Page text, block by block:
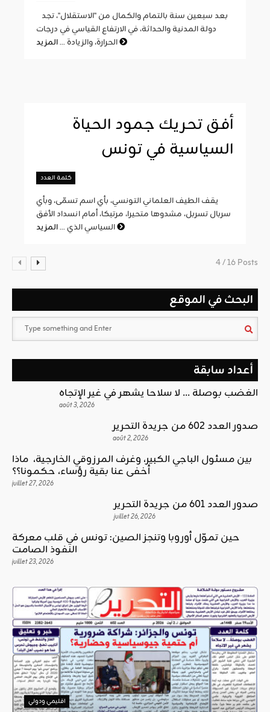
دولة المدنية والحداثة، في الارتفاع القياسي في درجات
الحرارة، والزيادة ...
أفق تحريك جمود الحياة
السياسية في تونس
كلمة العدد
يقف الطيف العلماني التونسي، بأي اسم تسمّى، وبأي
سربال تسربل، مشدوها متحيرا، مرتبكا، أمام انسداد الأفق
السياسي الذي ...
4 / 16 Posts
البحث في الموقع
أعداد سابقة
الغضب بوصلة … لا سلاحا يشهر في غير الإتجاه
août 3, 2026
صدور العدد 602 من جريدة التحرير
août 2, 2026
بين مسئول الباجي الكبير، وغرف المرزوقي الخارجية، ماذا
أخفى عنا بقية رؤساء، حكمونا؟؟
juillet 27, 2026
صدور العدد 601 من جريدة التحرير
juillet 26, 2026
حين تموّل أوروبا وتنجز الصين: تونس في قلب معركة
النفوذ الصامت
juillet 23, 2026
اقليمي ودولي